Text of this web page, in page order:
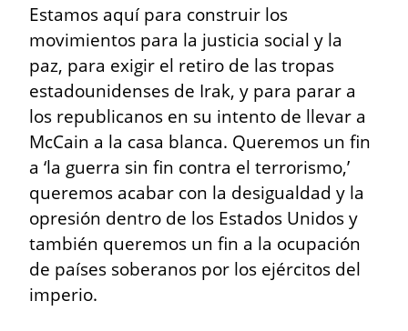
Estamos aquí para construir los
movimientos para la justicia social y la
paz, para exigir el retiro de las tropas
estadounidenses de Irak, y para parar a
los republicanos en su intento de llevar a
McCain a la casa blanca. Queremos un fin
a ‘la guerra sin fin contra el terrorismo,’
queremos acabar con la desigualdad y la
opresión dentro de los Estados Unidos y
también queremos un fin a la ocupación
de países soberanos por los ejércitos del
imperio.